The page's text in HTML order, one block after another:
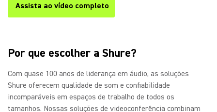
Assista ao vídeo completo
Por que escolher a Shure?
Com quase 100 anos de liderança em áudio, as soluções
Shure oferecem qualidade de som e confiabilidade
incomparáveis em espaços de trabalho de todos os
tamanhos. Nossas soluções de videoconferência combinam